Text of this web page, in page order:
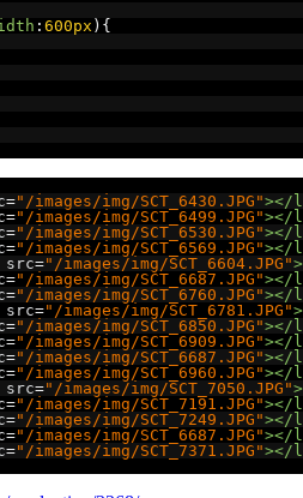
: 600px ){
="/images/img/SCT_6430.JPG"></
="/images/img/SCT_6499.JPG"></
="/images/img/SCT_6530.JPG"></
="/images/img/SCT_6569.JPG"></
src="/images/img/SCT_6604.JPG"
="/images/img/SCT_6687.JPG"></
="/images/img/SCT_6760.JPG"></
src="/images/img/SCT_6781.JPG"
="/images/img/SCT_6850.JPG"></
="/images/img/SCT_6909.JPG"></
="/images/img/SCT_6687.JPG"></
="/images/img/SCT_6960.JPG"></
src="/images/img/SCT_7050.JPG"
="/images/img/SCT_7191.JPG"></
="/images/img/SCT_7249.JPG"></
="/images/img/SCT_6687.JPG"></
="/images/img/SCT_7371.JPG"></